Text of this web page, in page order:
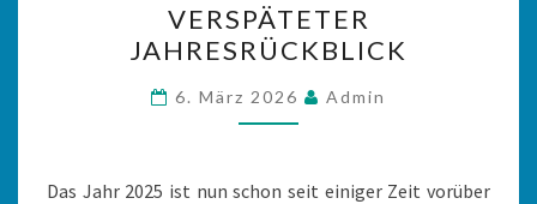
JAHRESRÜCKBLICK
VERSPÄTETER
JAHRESRÜCKBLICK
6. März 2026 Admin
Das Jahr 2025 ist nun schon seit einiger Zeit vorüber